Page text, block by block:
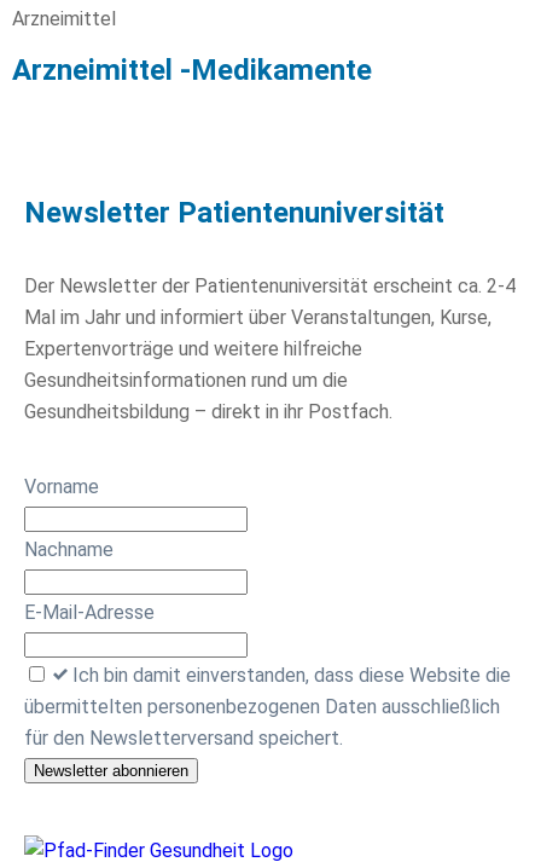
Arzneimittel
Arzneimittel -Medikamente
Newsletter Patientenuniversität
Der Newsletter der Patientenuniversität erscheint ca. 2-4
Mal im Jahr und informiert über Veranstaltungen, Kurse,
Expertenvorträge und weitere hilfreiche
Gesundheitsinformationen rund um die
Gesundheitsbildung – direkt in ihr Postfach.
Vorname
Nachname
E-Mail-Adresse
Ich bin damit einverstanden, dass diese Website die
übermittelten personenbezogenen Daten ausschließlich
für den Newsletterversand speichert.
Newsletter abonnieren